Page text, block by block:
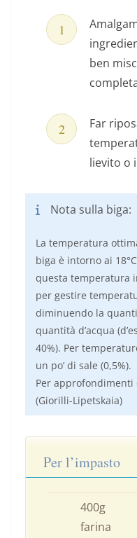
ben
Far
lievito o
Nota sulla biga:
La temperatura
biga è intorno ai
questa temperatura
per gestire
diminuendo la
quantità d’acqua
40%). Per
un po’ di sale (0,5%).
Per approfondimenti
(Giorilli-Lipetskaia)
Per l’impasto
400g
farina